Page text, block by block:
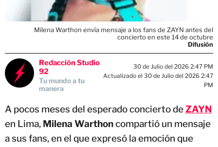
Milena Warthon envía mensaje a los fans de ZAYN antes del
concierto en este 14 de octubre
Difusión
Redacción Studio
92
Tu mundo a tu
manera
30 de Julio del 2026 2:47 PM
Actualizado el 30 de Julio del 2026 2:47
PM
A pocos meses del esperado concierto deZAYN
en Lima, Milena Warthoncompartió un mensaje
a sus fans, en el que expresó la emoción que